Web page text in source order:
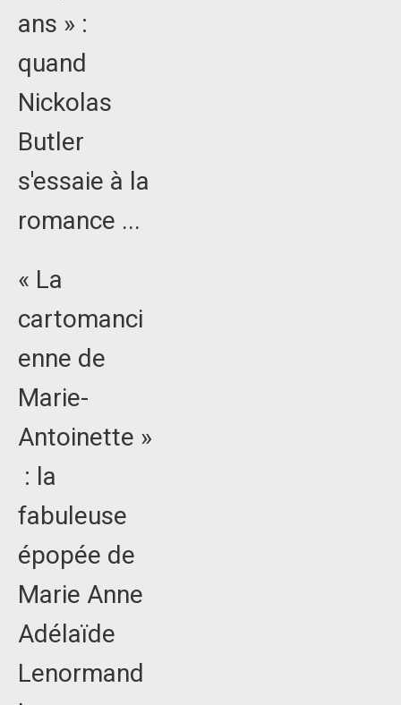
ans » :
quand
Nickolas
Butler
s'essaie à la
romance ...
« La
cartomanci
enne de
Marie-
Antoinette »
: la
fabuleuse
épopée de
Marie Anne
Adélaïde
Lenormand